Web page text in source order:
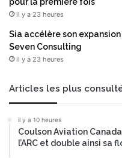
pour la première fois
il y a 23 heures
Sia accélère son
Seven Consulting
il y a 23 heures
Articles les plus
il y a 10 heures
Coulson Aviation
l’ARC et double ainsi sa